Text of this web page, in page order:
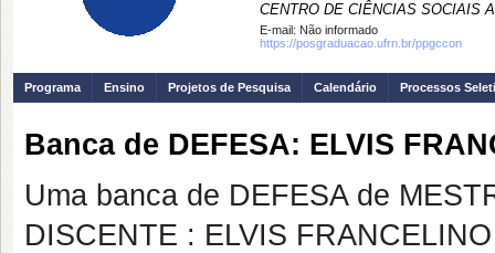
CENTRO DE CIÊNCIAS SOCIAIS
E-mail: Não informado
https://posgraduacao.ufrn.br/ppgccon
Programa Ensino Projetos de Pesquisa Calendário Processos
Banca de DEFESA: ELVIS
Uma banca de DEFESA de
DISCENTE : ELVIS